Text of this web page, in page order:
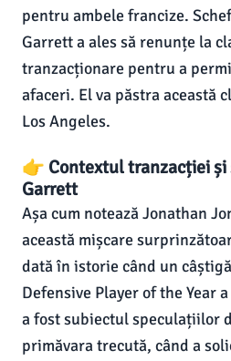
pentru ambele francize.
Garrett a ales să renunțe la
tranzacționare pentru a
afaceri. El va păstra această
Los Angeles.
👉 Contextul tranzacției
Garrett
Așa cum notează Jonathan
această mișcare
dată în istorie când un
Defensive Player of the Year
a fost subiectul speculațiilor
primăvara trecută, când a